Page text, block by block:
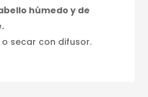
húmedo y de
secar con difusor.